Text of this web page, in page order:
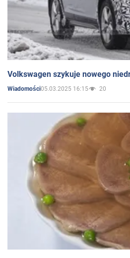
Volkswagen szykuje nowego
Wiadomości05.03.2025 16:15 20